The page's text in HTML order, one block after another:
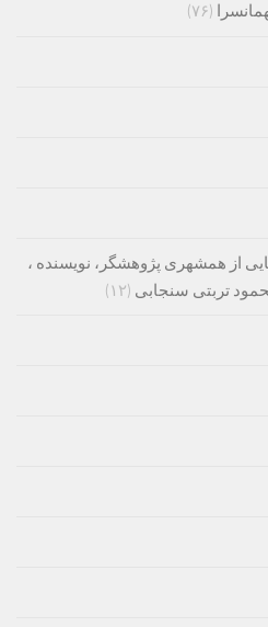
(۷۶)
از همشهری پژوهشگر، نویسنده ،
تربتی سنجابی (۱۲)